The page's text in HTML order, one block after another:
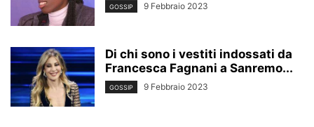
GOSSIP 9 Febbraio 2023
Di chi sono i vestiti indossati da
Francesca Fagnani a Sanremo...
GOSSIP 9 Febbraio 2023